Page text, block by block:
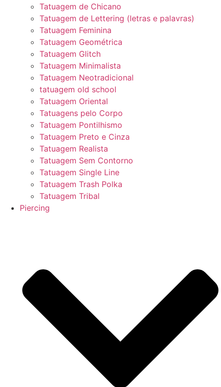
Tatuagem de Chicano
Tatuagem de Lettering (letras e palavras)
Tatuagem Feminina
Tatuagem Geométrica
Tatuagem Glitch
Tatuagem Minimalista
Tatuagem Neotradicional
tatuagem old school
Tatuagem Oriental
Tatuagens pelo Corpo
Tatuagem Pontilhismo
Tatuagem Preto e Cinza
Tatuagem Realista
Tatuagem Sem Contorno
Tatuagem Single Line
Tatuagem Trash Polka
Tatuagem Tribal
Piercing